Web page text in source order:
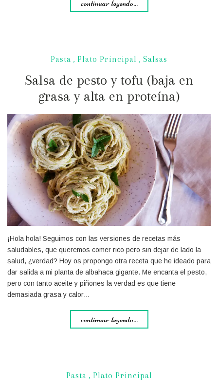
continuar leyendo...
Pasta , Plato Principal , Salsas
Salsa de pesto y tofu (baja en
grasa y alta en proteína)
¡Hola hola! Seguimos con las versiones de recetas más
saludables, que queremos comer rico pero sin dejar de lado la
salud, ¿verdad? Hoy os propongo otra receta que he ideado para
dar salida a mi planta de albahaca gigante. Me encanta el pesto,
pero con tanto aceite y piñones la verdad es que tiene
demasiada grasa y calor…
continuar leyendo...
Pasta , Plato Principal